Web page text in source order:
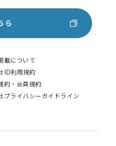
ら
載について
ID利用規約
約・会員規約
プライバシーガイドライン